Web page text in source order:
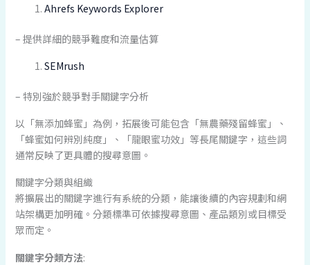
Ahrefs Keywords Explorer
– 提供詳細的競爭難度和流量估算
SEMrush
– 特別強於競爭對手關鍵字分析
以「無添加蜂蜜」為例，拓展後可能包含「無農藥殘留蜂蜜」、
「蜂蜜如何辨別純度」、「龍眼蜜功效」等長尾關鍵字，這些詞
通常反映了更具體的搜尋意圖。
關鍵字分類與組織
將擴展出的關鍵字進行有系統的分類，能讓後續的內容規劃和網
站架構更加明確。分類標準可依據搜尋意圖、產品類別或目標受
眾而定。
關鍵字分類方法: